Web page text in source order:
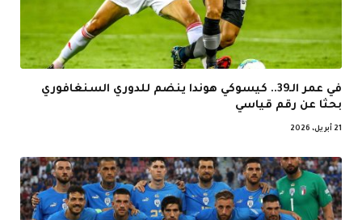
في عمر الـ39.. كيسوكي هوندا ينضم للدوري السنغافوري
بحثا عن رقم قياسي
21 أبريل، 2026